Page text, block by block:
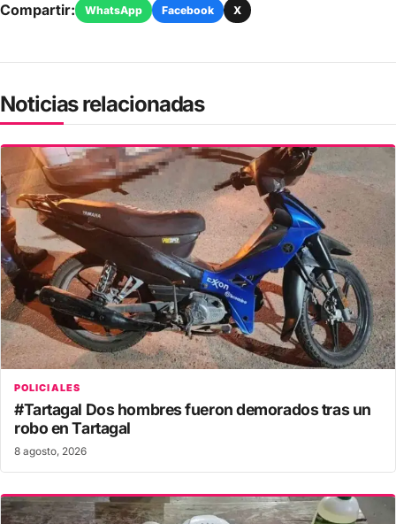
Compartir: WhatsApp Facebook X
Noticias relacionadas
POLICIALES
#Tartagal Dos hombres fueron demorados tras un
robo en Tartagal
8 agosto, 2026